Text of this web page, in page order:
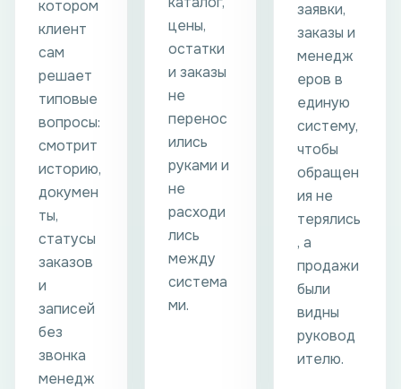
котором
клиент
сам
решает
типовые
вопросы:
смотрит
историю,
докумен
ты,
статусы
заказов
и
записей
без
звонка
менедж
цены,
остатки
и заказы
не
перенос
ились
руками и
не
расходи
лись
между
система
ми.
заявки,
заказы и
менедж
еров в
единую
систему,
чтобы
обращен
ия не
терялись
, а
продажи
были
видны
руковод
ителю.